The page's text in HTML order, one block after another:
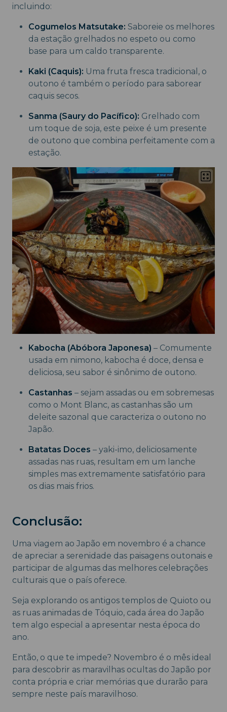
incluindo:
Cogumelos Matsutake: Saboreie os melhores
da estação grelhados no espeto ou como
base para um caldo transparente.
Kaki (Caquis): Uma fruta fresca tradicional, o
outono é também o período para saborear
caquis secos.
Sanma (Saury do Pacífico): Grelhado com
um toque de soja, este peixe é um presente
de outono que combina perfeitamente com a
estação.
Kabocha (Abóbora Japonesa) – Comumente
usada em nimono, kabocha é doce, densa e
deliciosa, seu sabor é sinônimo de outono.
Castanhas – sejam assadas ou em sobremesas
como o Mont Blanc, as castanhas são um
deleite sazonal que caracteriza o outono no
Japão.
Batatas Doces – yaki-imo, deliciosamente
assadas nas ruas, resultam em um lanche
simples mas extremamente satisfatório para
os dias mais frios.
Conclusão:
Uma viagem ao Japão em novembro é a chance
de apreciar a serenidade das paisagens outonais e
participar de algumas das melhores celebrações
culturais que o país oferece.
Seja explorando os antigos templos de Quioto ou
as ruas animadas de Tóquio, cada área do Japão
tem algo especial a apresentar nesta época do
ano.
Então, o que te impede? Novembro é o mês ideal
para descobrir as maravilhas ocultas do Japão por
conta própria e criar memórias que durarão para
sempre neste país maravilhoso.